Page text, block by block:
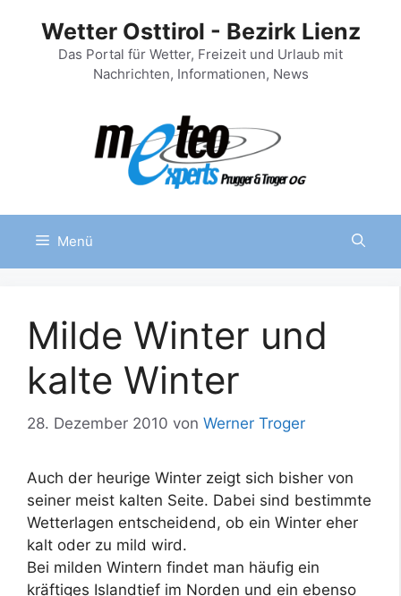
springen
Wetter Osttirol - Bezirk Lienz
Das Portal für Wetter, Freizeit und Urlaub mit
Nachrichten, Informationen, News
Menü
Milde Winter und
kalte Winter
28. Dezember 2010 von Werner Troger
Auch der heurige Winter zeigt sich bisher von
seiner meist kalten Seite. Dabei sind bestimmte
Wetterlagen entscheidend, ob ein Winter eher
kalt oder zu mild wird.
Bei milden Wintern findet man häufig ein
kräftiges Islandtief im Norden und ein ebenso